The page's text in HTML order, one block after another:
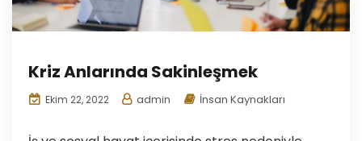
Kriz Anlarında Sakinleşmek
Ekim 22, 2022 admin İnsan Kaynakları